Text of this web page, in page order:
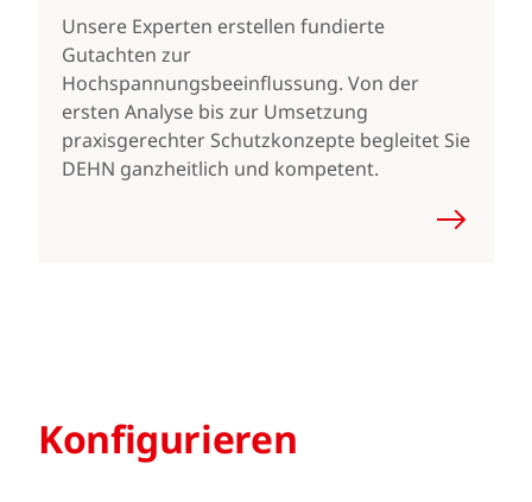
Unsere Experten erstellen fundierte
Gutachten zur
Hochspannungsbeeinflussung. Von der
ersten Analyse bis zur Umsetzung
praxisgerechter Schutzkonzepte begleitet Sie
DEHN ganzheitlich und kompetent.
Konfigurieren